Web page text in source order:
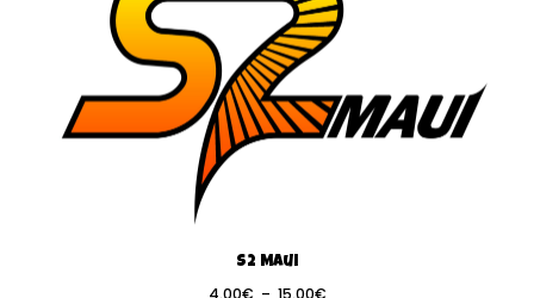
S2 Maui